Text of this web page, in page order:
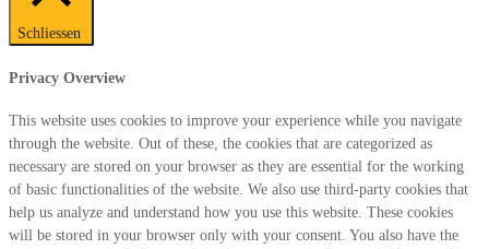
Schliessen
Privacy Overview
This website uses cookies to improve your experience while you navigate
through the website. Out of these, the cookies that are categorized as
necessary are stored on your browser as they are essential for the working
of basic functionalities of the website. We also use third-party cookies that
help us analyze and understand how you use this website. These cookies
will be stored in your browser only with your consent. You also have the